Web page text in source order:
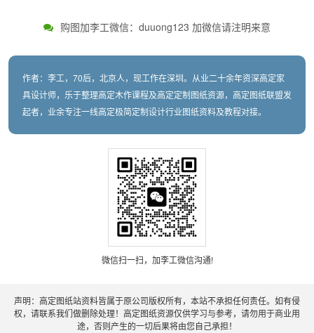
购图加李工微信：duuong123 加微信请注明来意
作者：李工，70后，北京人，现工作在深圳。从业二十余年资深高定家
具设计师，乐于整理高定木作课程及高定定制图纸资源，高定图纸联盟发
起者，业余专注一线高定极简定制设计行业图纸资料及教程对接。
微信扫一扫，加李工微信沟通!
声明：高定图纸站资料皆属于原公司版权所有，本站不承担任何责任。如有侵
权，请联系我们做删除处理！高定图纸资源仅供学习与参考，请勿用于商业用
途，否则产生的一切后果将由您自己承担！